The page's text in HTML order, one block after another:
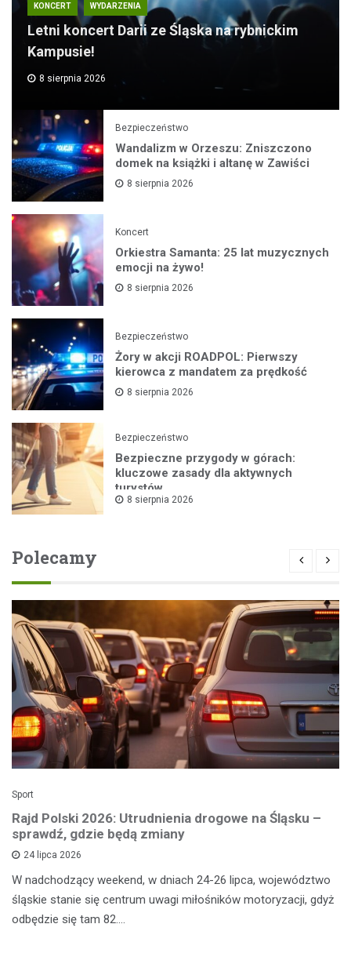
KONCERT WYDARZENIA
Letni koncert Darii ze Śląska na rybnickim
Kampusie!
8 sierpnia 2026
Bezpieczeństwo
Wandalizm w Orzeszu: Zniszczono
domek na książki i altanę w Zawiści
8 sierpnia 2026
Koncert
Orkiestra Samanta: 25 lat muzycznych
emocji na żywo!
8 sierpnia 2026
Bezpieczeństwo
Żory w akcji ROADPOL: Pierwszy
kierowca z mandatem za prędkość
8 sierpnia 2026
Bezpieczeństwo
Bezpieczne przygody w górach:
kluczowe zasady dla aktywnych
turystów
8 sierpnia 2026
Polecamy
Sport
Rajd Polski 2026: Utrudnienia drogowe na Śląsku –
sprawdź, gdzie będą zmiany
24 lipca 2026
W nadchodzący weekend, w dniach 24-26 lipca, województwo
śląskie stanie się centrum uwagi miłośników motoryzacji, gdyż
odbędzie się tam 82.…